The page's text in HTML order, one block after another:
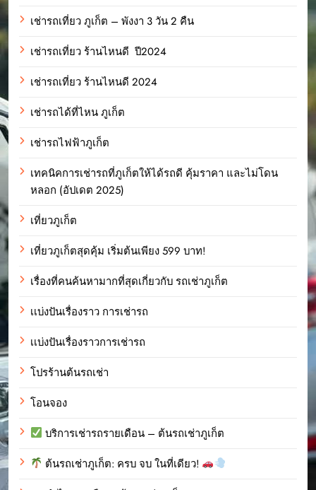
เช่ารถเที่ยว ภูเก็ต – พังงา 3 วัน 2 คืน
เช่ารถเที่ยว ร้านไหนดี ปี2024
เช่ารถเที่ยว ร้านไหนดี 2024
เช่ารถได้ที่ไหน ภูเก็ต
เช่ารถไฟฟ้าภูเก็ต
เทคนิคการเช่ารถที่ภูเก็ตให้ได้รถดี คุ้มราคา และไม่โดน
หลอก (อัปเดต 2025)
เที่ยวภูเก็ต
เที่ยวภูเก็ตสุดคุ้ม เริ่มต้นเพียง 599 บาท!
เรื่องที่คนค้นหามากที่สุดเกี่ยวกับ รถเช่าภูเก็ต
เเบ่งปันเรื่องราว การเช่ารถ
เเบ่งปันเรื่องราวการเช่ารถ
โปรร้านต้นรถเช่า
โอนจอง
บริการเช่ารถรายเดือน – ต้นรถเช่าภูเก็ต
ต้นรถเช่าภูเก็ต: ครบ จบ ในที่เดียว!